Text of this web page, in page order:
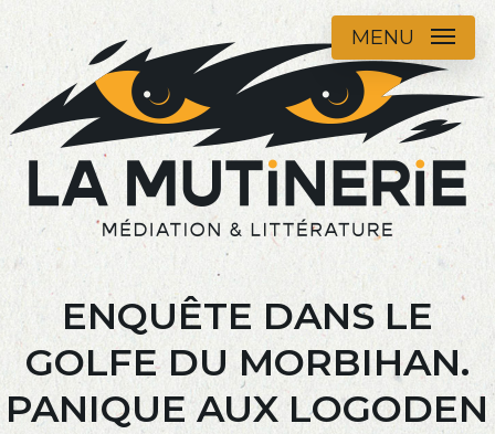
main
content
MENU
ENQUÊTE DANS LE
GOLFE DU MORBIHAN.
PANIQUE AUX LOGODEN